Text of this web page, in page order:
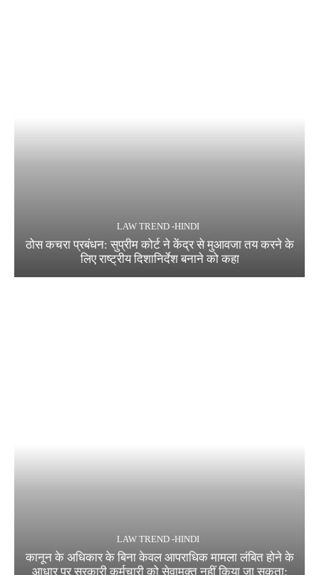
LAW TREND -HINDI
ठोस कचरा प्रबंधन: सुप्रीम कोर्ट ने केंद्र से मुआवजा तय करने के
लिए राष्ट्रीय दिशानिर्देश बनाने को कहा
LAW TREND -HINDI
कानून के अधिकार के बिना केवल आपराधिक मामला लंबित होने के
आधार पर सरकारी कर्मचारी को सेवामुक्त नहीं किया जा सकता: